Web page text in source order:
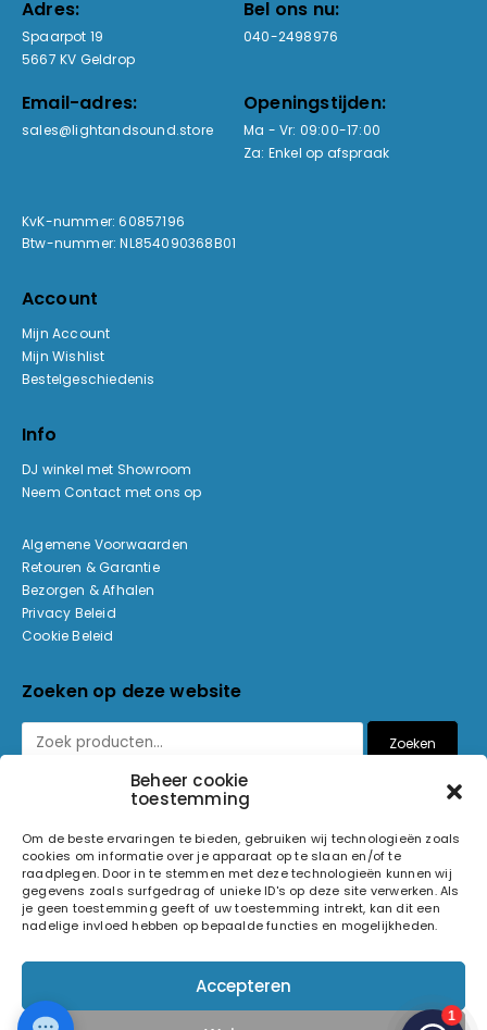
Beheer cookie
toestemming
Om de beste ervaringen te bieden, gebruiken wij technologieën zoals
cookies om informatie over je apparaat op te slaan en/of te
raadplegen. Door in te stemmen met deze technologieën kunnen wij
gegevens zoals surfgedrag of unieke ID's op deze site verwerken. Als
je geen toestemming geeft of uw toestemming intrekt, kan dit een
nadelige invloed hebben op bepaalde functies en mogelijkheden.
Accepteren
Adres:
Spaarpot 19
5667 KV Geldrop
Bel ons nu:
040-2498976
Email-adres:
sales@lightandsound.store
Openingstijden:
Ma - Vr: 09:00-17:00
Za: Enkel op afspraak
KvK-nummer: 60857196
Btw-nummer: NL854090368B01
Account
Mijn Account
Mijn Wishlist
Bestelgeschiedenis
Info
DJ winkel met Showroom
Neem Contact met ons op
Algemene Voorwaarden
Retouren & Garantie
Bezorgen & Afhalen
Privacy Beleid
Cookie Beleid
Zoeken op deze website
Zoeken
© 2026 Light and Sound Factory. Alle rechten voorbehouden.